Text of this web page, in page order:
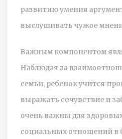
развитию умения
выслушивать чужое
Важным компонентом
Наблюдая за
семьи, ребенок учится
выражать сочувствие и
очень важны для
социальных отношений в